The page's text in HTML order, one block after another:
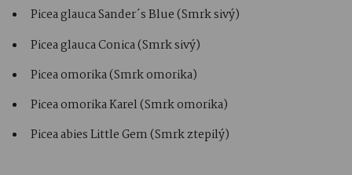
Picea glauca Sander´s Blue (Smrk sivý)
Picea glauca Conica (Smrk sivý)
Picea omorika (Smrk omorika)
Picea omorika Karel (Smrk omorika)
Picea abies Little Gem (Smrk ztepilý)